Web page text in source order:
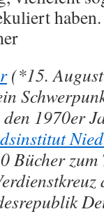
haben.
(*15.
1970er
Bücher